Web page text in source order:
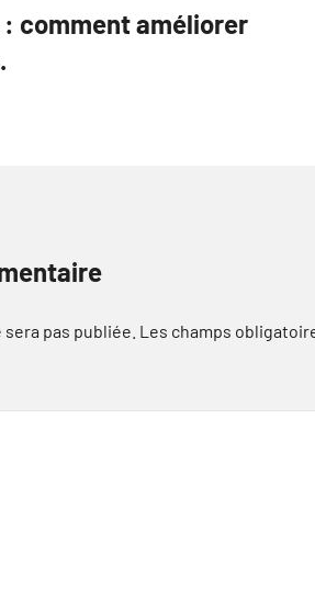
comment améliorer
pas publiée. Les champs